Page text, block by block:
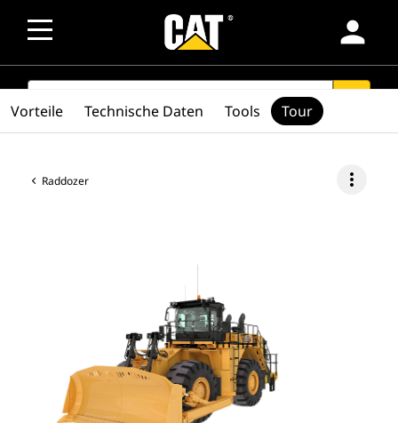
person
SEARCH
Raddozer more_vert
Vorteile Technische Daten Tools Tour